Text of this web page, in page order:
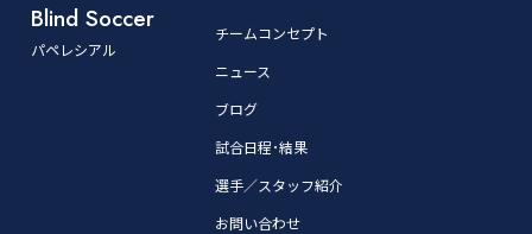
Blind Soccer
パペレシアル
チームコンセプト
ニュース
ブログ
試合日程･結果
選手／スタッフ紹介
お問い合わせ